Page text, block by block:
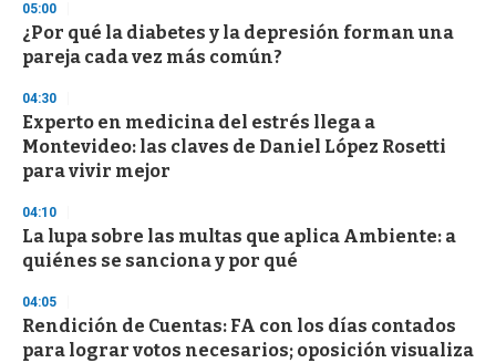
3
s
e
c
n
d
s
05:00
¿Por qué la diabetes y la depresión forman una
pareja cada vez más común?
04:30
Experto en medicina del estrés llega a
Montevideo: las claves de Daniel López Rosetti
para vivir mejor
04:10
La lupa sobre las multas que aplica Ambiente: a
quiénes se sanciona y por qué
04:05
Rendición de Cuentas: FA con los días contados
para lograr votos necesarios; oposición visualiza